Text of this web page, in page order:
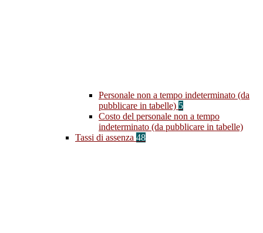
Personale non a tempo indeterminato (da
pubblicare in tabelle) 5
Costo del personale non a tempo
indeterminato (da pubblicare in tabelle)
Tassi di assenza 48